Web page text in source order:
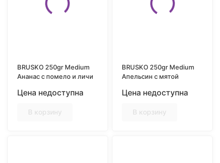
BRUSKO 250gr Medium
Ананас c помело и личи
Цена недоступна
В корзину
BRUSKO 250gr Medium
Апельсин с мятой
Цена недоступна
В корзину